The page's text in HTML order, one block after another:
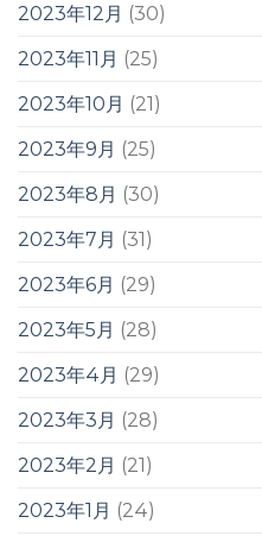
2023年12月 (30)
2023年11月 (25)
2023年10月 (21)
2023年9月 (25)
2023年8月 (30)
2023年7月 (31)
2023年6月 (29)
2023年5月 (28)
2023年4月 (29)
2023年3月 (28)
2023年2月 (21)
2023年1月 (24)